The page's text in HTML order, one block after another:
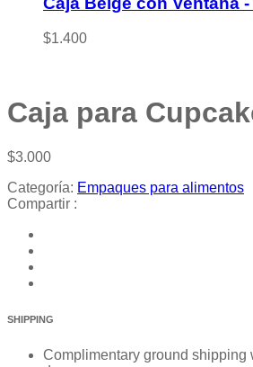
$1.400
Caja para
$3.000
Categoría: Empaques para alimentos
Compartir :
SHIPPING
Complimentary ground shipping